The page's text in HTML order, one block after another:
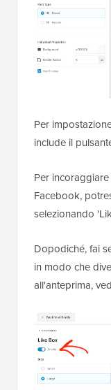
Per
include il
Per
Facebook,
selezionando
Dopodiché, fai
in modo che
all'anteprima,